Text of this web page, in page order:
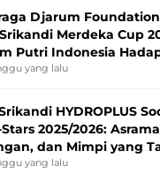
Djarum
Merdeka Cup
Putri Indonesia
yang lalu
HYDROPLUS
2025/2026:
dan Mimpi yang
yang lalu